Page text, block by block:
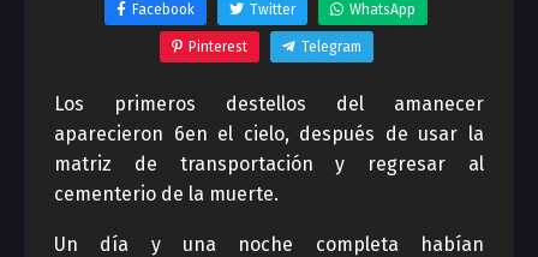
Facebook Twitter WhatsApp
Pinterest Telegram
Los primeros destellos del amanecer
aparecieron 6en el cielo, después de usar la
matriz de transportación y regresar al
cementerio de la muerte.
Un día y una noche completa habían